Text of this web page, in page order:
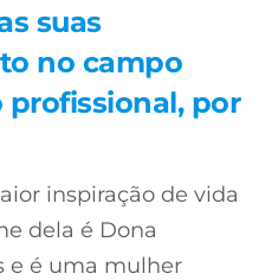
suas
no campo
profissional, por
inspiração de vida
dela é Dona
e é uma mulher